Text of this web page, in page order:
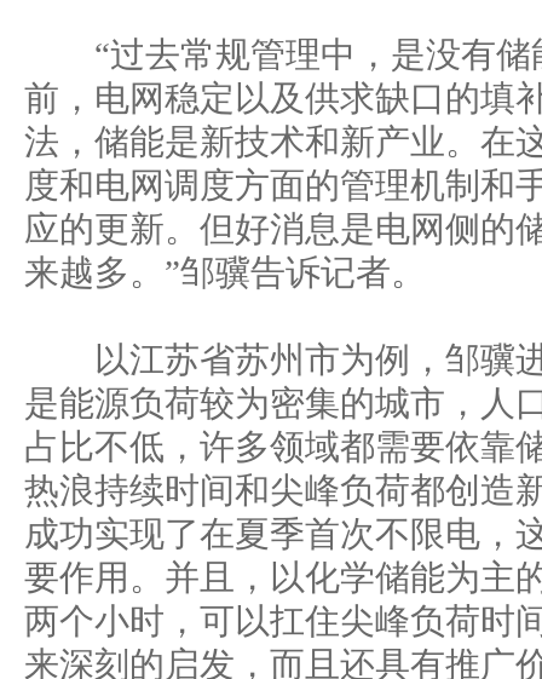
“过去常规管理中，是没有储
前，电网稳定以及供求缺口的填
法，储能是新技术和新产业。在
度和电网调度方面的管理机制和
应的更新。但好消息是电网侧的
来越多。”邹骥告诉记者。
以江苏省苏州市为例，邹骥
是能源负荷较为密集的城市，人
占比不低，许多领域都需要依靠
热浪持续时间和尖峰负荷都创造
成功实现了在夏季首次不限电，
要作用。并且，以化学储能为主
两个小时，可以扛住尖峰负荷时
来深刻的启发，而且还具有推广